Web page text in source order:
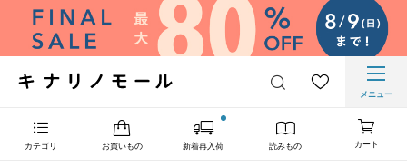
メニュー
カテゴリ お買いもの 新着再入荷 読みもの カート